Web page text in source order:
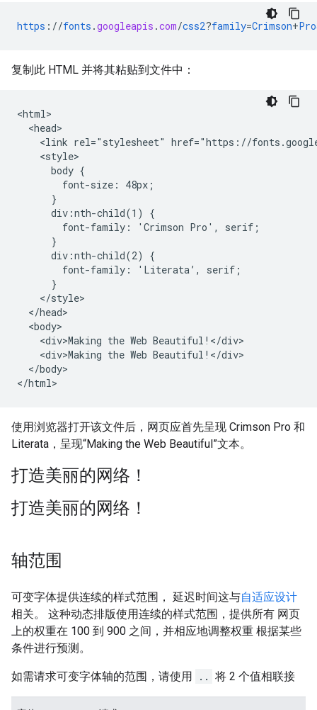
https ://fonts .googleapis .com/css2?family=Crimson+
复制此 HTML 并将其粘贴到文件中：
<html>
  <head>
<link rel="stylesheet" href="https://
    <style>
      body {
        font-size: 48px;
      }
      div:nth-child(1) {
        font-family: 'Crimson Pro', serif;
      }
      div:nth-child(2) {
        font-family: 'Literata’, serif;
      }
    </style>
  </head>
  <body>
    <div>Making the Web Beautiful!</div>
    <div>Making the Web Beautiful!</div>
  </body>
</html>
使用浏览器打开该文件后，网页应首先呈现 Crimson Pro 和
Literata，呈现“Making the Web Beautiful”文本。
打造美丽的网络！
打造美丽的网络！
轴范围
可变字体提供连续的样式范围， 延迟时间这与自适应设计
相关。 这种动态排版使用连续的样式范围，提供所有 网页
上的权重在 100 到 900 之间，并相应地调整权重 根据某些
条件进行预测。
如需请求可变字体轴的范围，请使用 .. 将 2 个值相联接